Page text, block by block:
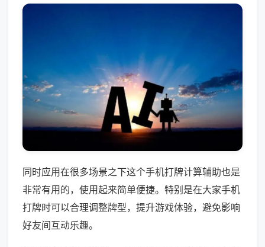
同时应用在很多场景之下这个手机打牌计算辅助也是
非常有用的，使用起来简单便捷。特别是在大家手机
打牌时可以合理调整牌型，提升游戏体验，避免影响
好友间互动乐趣。